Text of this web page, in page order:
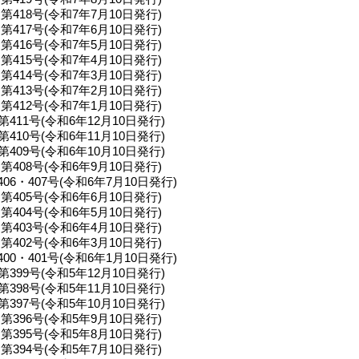
第418号(令和7年7月10日発行)
第417号(令和7年6月10日発行)
第416号(令和7年5月10日発行)
第415号(令和7年4月10日発行)
第414号(令和7年3月10日発行)
第413号(令和7年2月10日発行)
第412号(令和7年1月10日発行)
411号(令和6年12月10日発行)
410号(令和6年11月10日発行)
409号(令和6年10月10日発行)
第408号(令和6年9月10日発行)
・407号(令和6年7月10日発行)
第405号(令和6年6月10日発行)
第404号(令和6年5月10日発行)
第403号(令和6年4月10日発行)
第402号(令和6年3月10日発行)
・401号(令和6年1月10日発行)
399号(令和5年12月10日発行)
398号(令和5年11月10日発行)
397号(令和5年10月10日発行)
第396号(令和5年9月10日発行)
第395号(令和5年8月10日発行)
第394号(令和5年7月10日発行)